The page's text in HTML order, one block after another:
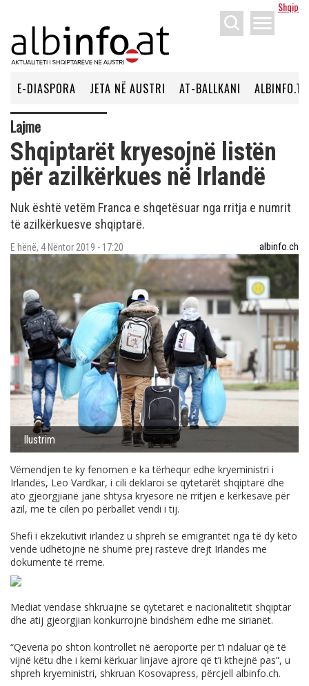
Shqip
menu
E-DIASPORA JETA NË AUSTRI AT-BALLKANI ALBINFO.TV
Lajme
Shqiptarët kryesojnë listën
për azilkërkues në Irlandë
Nuk është vetëm Franca e shqetësuar nga rritja e numrit
të azilkërkuesve shqiptarë.
E hënë, 4 Nëntor 2019 - 17:20 albinfo.ch
Ilustrim
Vëmendjen te ky fenomen e ka tërhequr edhe kryeministri i
Irlandës, Leo Vardkar, i cili deklaroi se qytetarët shqiptarë dhe
ato gjeorgjianë janë shtysa kryesore në rritjen e kërkesave për
azil, me të cilën po përballet vendi i tij.
Shefi i ekzekutivit irlandez u shpreh se emigrantët nga të dy këto
vende udhëtojnë në shumë prej rasteve drejt Irlandës me
dokumente të rreme.
Mediat vendase shkruajnë se qytetarët e nacionalitetit shqiptar
dhe atij gjeorgjian konkurrojnë bindshëm edhe me sirianët.
“Qeveria po shton kontrollet në aeroporte për t’i ndaluar që të
vijnë këtu dhe i kemi kërkuar linjave ajrore që t’i kthejnë pas”, u
shpreh kryeministri, shkruan Kosovapress, përcjell albinfo.ch.